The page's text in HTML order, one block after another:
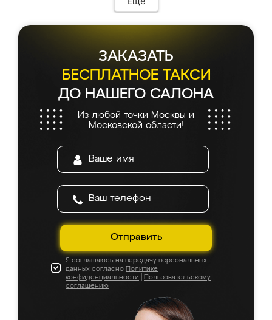
ЗАКАЗАТЬ
БЕСПЛАТНОЕ ТАКСИ
ДО НАШЕГО САЛОНА
Из любой точки Москвы и
Московской области!
Отправить
Я соглашаюсь на передачу персональных
данных согласно Политике
конфиденциальности
Пользовательскому
соглашению